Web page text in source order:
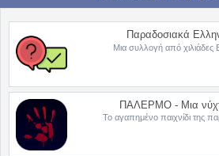
Παραδοσιακά
Μια συλλογή από χιλιάδες
ΠΑΛΕΡΜΟ - Μια
Το αγαπημένο παιχνίδι της